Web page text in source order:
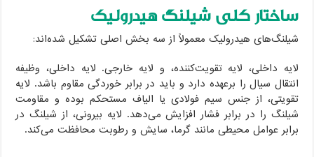
کلی شیلنگ هیدرولیک
هیدرولیک معمولاً از سه بخش اصلی تشکیل شده‌اند:
داخلی، لایه تقویت‌کننده، و لایه خارجی. لایه داخلی، وظیفه
سیال را برعهده دارد و باید در برابر خوردگی مقاوم باشد. لایه
از جنس سیم فولادی یا الیاف مستحکم بوده و مقاومت
را در برابر فشار افزایش می‌دهد. لایه بیرونی، از شیلنگ در
عوامل محیطی مانند گرما، سایش و رطوبت محافظت می‌کند.